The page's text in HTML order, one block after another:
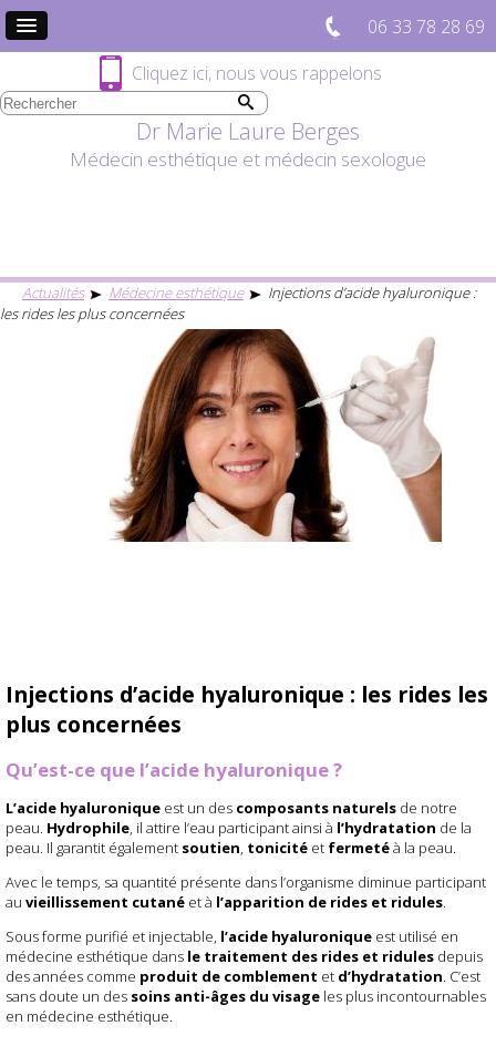
06 33 78 28 69
Cliquez ici, nous vous rappelons
Dr Marie Laure Berges
Médecin esthétique et médecin sexologue
Actualités Médecine esthétique
Injections d’acide hyaluronique :
les rides les plus concernées
Injections d’acide hyaluronique : les rides les
plus concernées
Qu’est-ce que l’acide hyaluronique ?
L’acide hyaluronique est un des composants naturels de notre
peau. Hydrophile, il attire l’eau participant ainsi à l’hydratation de la
peau. Il garantit également soutien, tonicité et fermetéà la peau.
Avec le temps, sa quantité présente dans l’organisme diminue participant
au vieillissement cutané et à l’apparition de rides et ridules.
Sous forme purifié et injectable, l’acide hyaluronique est utilisé en
médecine esthétique dans le traitement des rides et ridules depuis
des années comme produit de comblement et d’hydratation. C’est
sans doute un des soins anti-âges du visage les plus incontournables
en médecine esthétique.